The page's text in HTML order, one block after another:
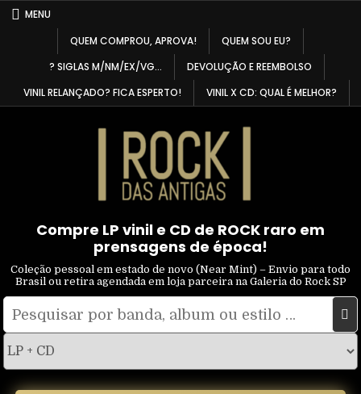
SkipMENU
QUEM COMPROU, APROVA!
QUEM SOU EU?
? SIGLAS M/NM/EX/VG…
DEVOLUÇÃO E REEMBOLSO
VINIL RELANÇADO? FICA ESPERTO!
VINIL X CD: QUAL É MELHOR?
Compre LP vinil e CD de ROCK raro em
prensagens de época!
Coleção pessoal em estado de novo (Near Mint) – Envio para todo
Brasil ou retira agendada em loja parceira na Galeria do Rock SP
Pesquisar
tipo